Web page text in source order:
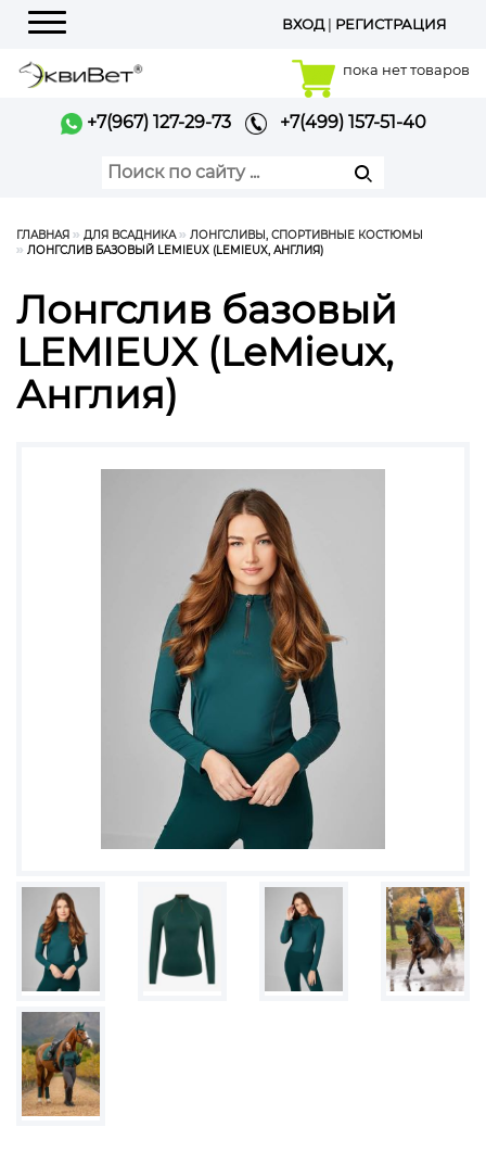
Меню
ВХОД| РЕГИСТРАЦИЯ
пока нет товаров
+7(967) 127-29-73 +7(499) 157-51-40
ГЛАВНАЯ ДЛЯ ВСАДНИКА
ЛОНГСЛИВЫ, СПОРТИВНЫЕ КОСТЮМЫ
ЛОНГСЛИВ БАЗОВЫЙ LEMIEUX (LEMIEUX, АНГЛИЯ)
Лонгслив базовый
LEMIEUX (LeMieux,
Англия)